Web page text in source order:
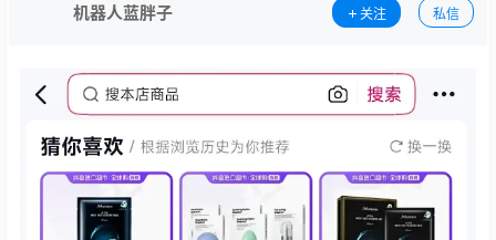
机器人蓝胖子 关注 私信